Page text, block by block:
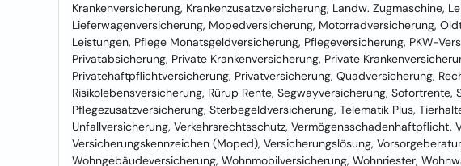
Krankenversicherung, Krankenzusatzversicherung, Landw. Zugmaschine,
Lieferwagenversicherung, Mopedversicherung, Motorradversicherung,
Leistungen, Pflege Monatsgeldversicherung, Pflegeversicherung, PKW-
Privatabsicherung, Private Krankenversicherung, Private
Privatehaftpflichtversicherung, Privatversicherung, Quadversicherung,
Risikolebensversicherung, Rürup Rente, Segwayversicherung,
Pflegezusatzversicherung, Sterbegeldversicherung, Telematik Plus,
Unfallversicherung, Verkehrsrechtsschutz, Vermögensschadenhaftpflicht,
Versicherungskennzeichen (Moped), Versicherungslösung,
Wohngebäudeversicherung, Wohnmobilversicherung, Wohnriester,